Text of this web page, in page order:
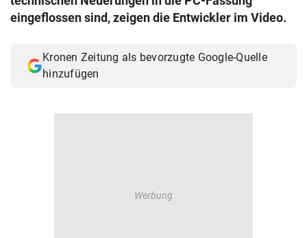
eingeflossen sind, zeigen die Entwickler im Video.
Kronen Zeitung als bevorzugte Google-Quelle
hinzufügen